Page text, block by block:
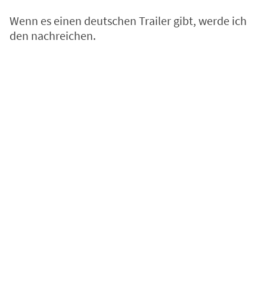
Wenn es einen deutschen Trailer gibt, werde ich
den nachreichen.